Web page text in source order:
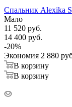
Спальник Alexika
Мало
11 520 руб.
14 400 руб.
-20%
Экономия 2 880
В корзину
В корзину